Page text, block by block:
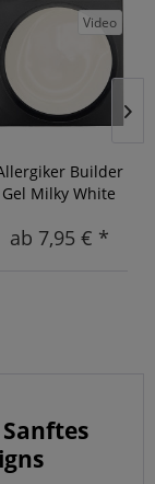
Video
Builder
Gel Milky White
ab 7,95 € *